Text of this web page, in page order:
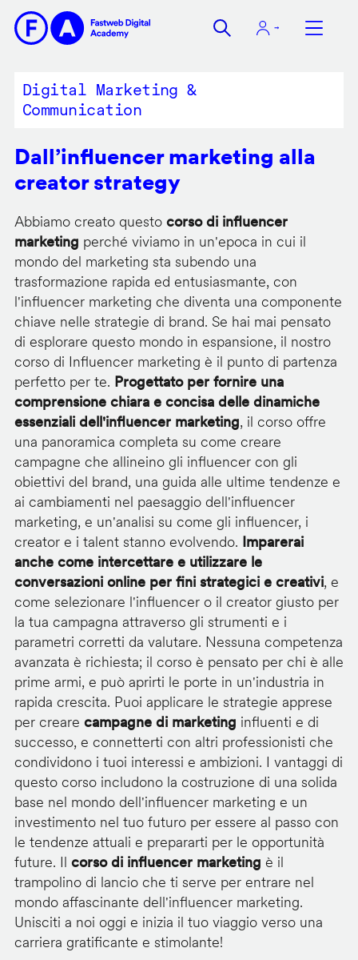
contenuto
Digital Marketing &
Communication
Dall’influencer marketing alla
creator strategy
Abbiamo creato questo corso di influencer
marketing perché viviamo in un'epoca in cui il
mondo del marketing sta subendo una
trasformazione rapida ed entusiasmante, con
l'influencer marketing che diventa una componente
chiave nelle strategie di brand. Se hai mai pensato
di esplorare questo mondo in espansione, il nostro
corso di Influencer marketing è il punto di partenza
perfetto per te. Progettato per fornire una
comprensione chiara e concisa delle dinamiche
essenziali dell'influencer marketing, il corso offre
una panoramica completa su come creare
campagne che allineino gli influencer con gli
obiettivi del brand, una guida alle ultime tendenze e
ai cambiamenti nel paesaggio dell'influencer
marketing, e un'analisi su come gli influencer, i
creator e i talent stanno evolvendo. Imparerai
anche come intercettare e utilizzare le
conversazioni online per fini strategici e creativi, e
come selezionare l'influencer o il creator giusto per
la tua campagna attraverso gli strumenti e i
parametri corretti da valutare. Nessuna competenza
avanzata è richiesta; il corso è pensato per chi è alle
prime armi, e può aprirti le porte in un'industria in
rapida crescita. Puoi applicare le strategie apprese
per creare campagne di marketing influenti e di
successo, e connetterti con altri professionisti che
condividono i tuoi interessi e ambizioni. I vantaggi di
questo corso includono la costruzione di una solida
base nel mondo dell'influencer marketing e un
investimento nel tuo futuro per essere al passo con
le tendenze attuali e prepararti per le opportunità
future. Il corso di influencer marketing è il
trampolino di lancio che ti serve per entrare nel
mondo affascinante dell'influencer marketing.
Unisciti a noi oggi e inizia il tuo viaggio verso una
carriera gratificante e stimolante!